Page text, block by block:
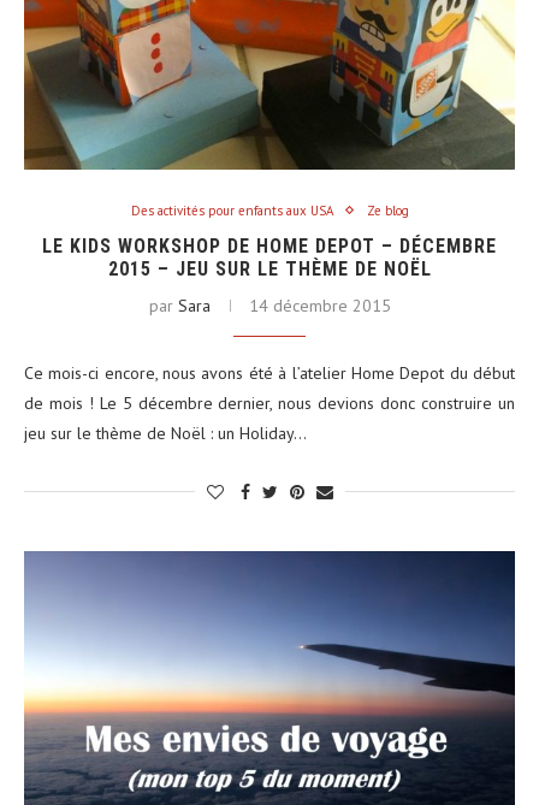
Des activités pour enfants aux USA Ze blog
LE KIDS WORKSHOP DE HOME DEPOT – DÉCEMBRE
2015 – JEU SUR LE THÈME DE NOËL
par Sara 14 décembre 2015
Ce mois-ci encore, nous avons été à l’atelier Home Depot du début
de mois ! Le 5 décembre dernier, nous devions donc construire un
jeu sur le thème de Noël : un Holiday…